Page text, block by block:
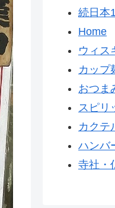
続日本
Home
ウィス
カップ
おつま
スピリ
カクテ
ハンバ
寺社・